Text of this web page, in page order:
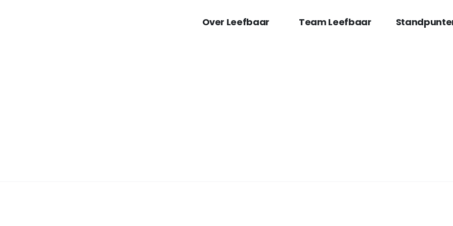
Over Leefbaar Team Leefbaar